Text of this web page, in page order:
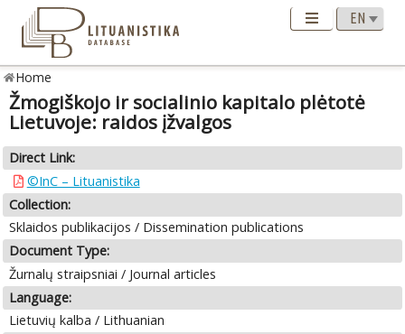
Home
Žmogiškojo ir socialinio kapitalo plėtotė
Lietuvoje: raidos įžvalgos
Direct Link:
©InC – Lituanistika
Collection:
Sklaidos publikacijos / Dissemination publications
Document Type:
Žurnalų straipsniai / Journal articles
Language:
Lietuvių kalba / Lithuanian